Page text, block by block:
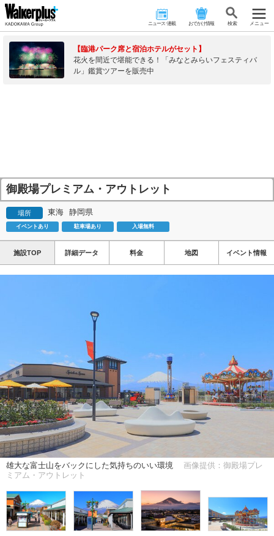
ニュース･連載 おでかけ情報 検 索 メニュー
【臨港パーク席と宿泊ホテルがセット】
花火を間近で堪能できる！「みなとみらいフェスティバ
ル」鑑賞ツアーを販売中
御殿場プレミアム・アウトレット
場所 東海 静岡県
イベントあり 駐車場あり 入場無料
施設TOP 詳細データ 料金 地図 イベント情報
雄大な富士山をバックにした気持ちのいい環境
画像提供：御殿場プレ
ミアム・アウトレット